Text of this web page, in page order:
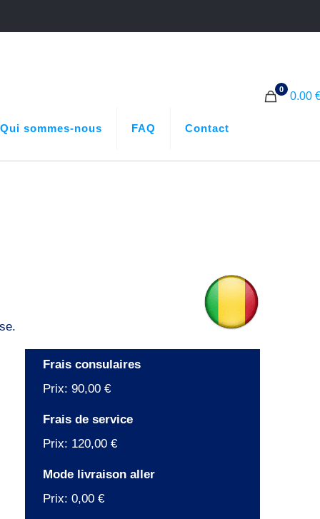
Qui sommes-nous FAQ Contact
0
0.00
Frais consulaires
Prix: 90,00 €
Frais de service
Prix: 120,00 €
Mode livraison aller
Prix: 0,00 €